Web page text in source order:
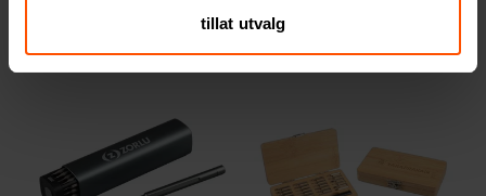
tillat utvalg